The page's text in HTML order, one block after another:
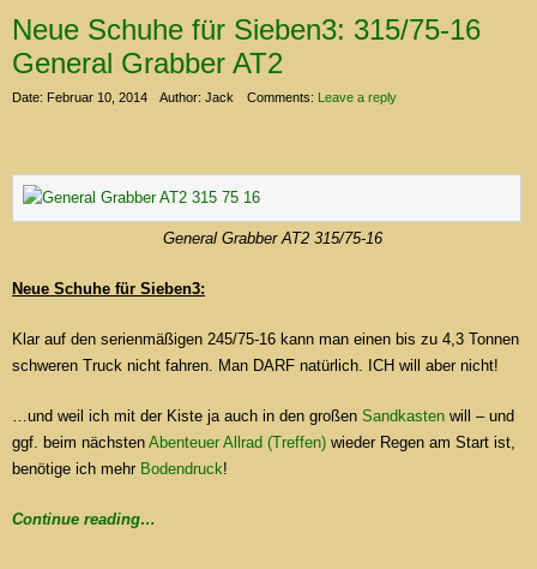
Neue Schuhe für Sieben3: 315/75-16
General Grabber AT2
Date: Februar 10, 2014 Author: Jack Comments: Leave a reply
General Grabber AT2 315/75-16
Neue Schuhe für Sieben3:
Klar auf den serienmäßigen 245/75-16 kann man einen bis zu 4,3 Tonnen
schweren Truck nicht fahren. Man DARF natürlich. ICH will aber nicht!
…und weil ich mit der Kiste ja auch in den großen Sandkasten will – und
ggf. beim nächsten Abenteuer Allrad (Treffen) wieder Regen am Start ist,
benötige ich mehr Bodendruck!
Continue reading…